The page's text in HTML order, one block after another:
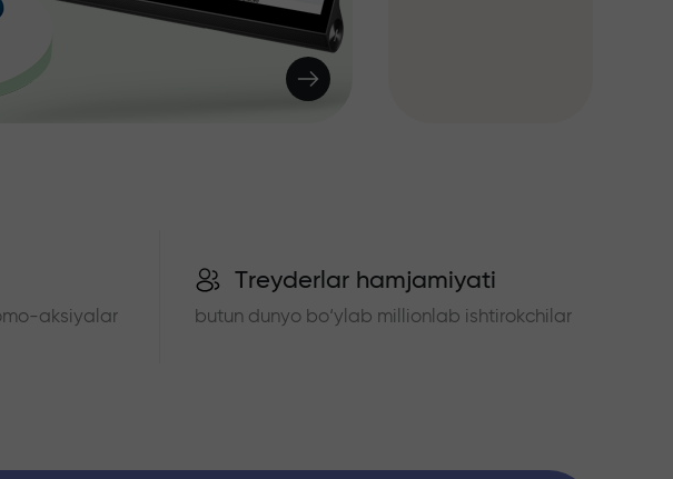
aksiyalar
Treyderlar hamjamiyati
butun dunyo bo‘ylab millionlab ishtirokchilar